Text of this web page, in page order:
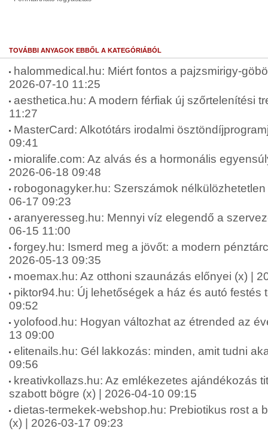
TOVÁBBI ANYAGOK EBBŐL A KATEGÓRIÁBÓL
halommedical.hu: Miért fontos a pajzsmirigy-
2026-07-10 11:25
aesthetica.hu: A modern férfiak új szőrtelenítési
11:27
MasterCard: Alkotótárs irodalmi
09:41
mioralife.com: Az alvás és a hormonális
2026-06-18 09:48
robogonagyker.hu: Szerszámok
06-17 09:23
aranyeresseg.hu: Mennyi víz elegendő a
06-15 11:00
forgey.hu: Ismerd meg a jövőt: a modern
2026-05-13 09:35
moemax.hu: Az otthoni szaunázás előnyei (x) |
piktor94.hu: Új lehetőségek a ház és autó festés
09:52
yolofood.hu: Hogyan változhat az étrended az
13 09:00
elitenails.hu: Gél lakkozás: minden, amit tudni
09:56
kreativkollazs.hu: Az emlékezetes ajándékozás
szabott bögre (x) | 2026-04-10 09:15
dietas-termekek-webshop.hu: Prebiotikus rost a
(x) | 2026-03-17 09:23